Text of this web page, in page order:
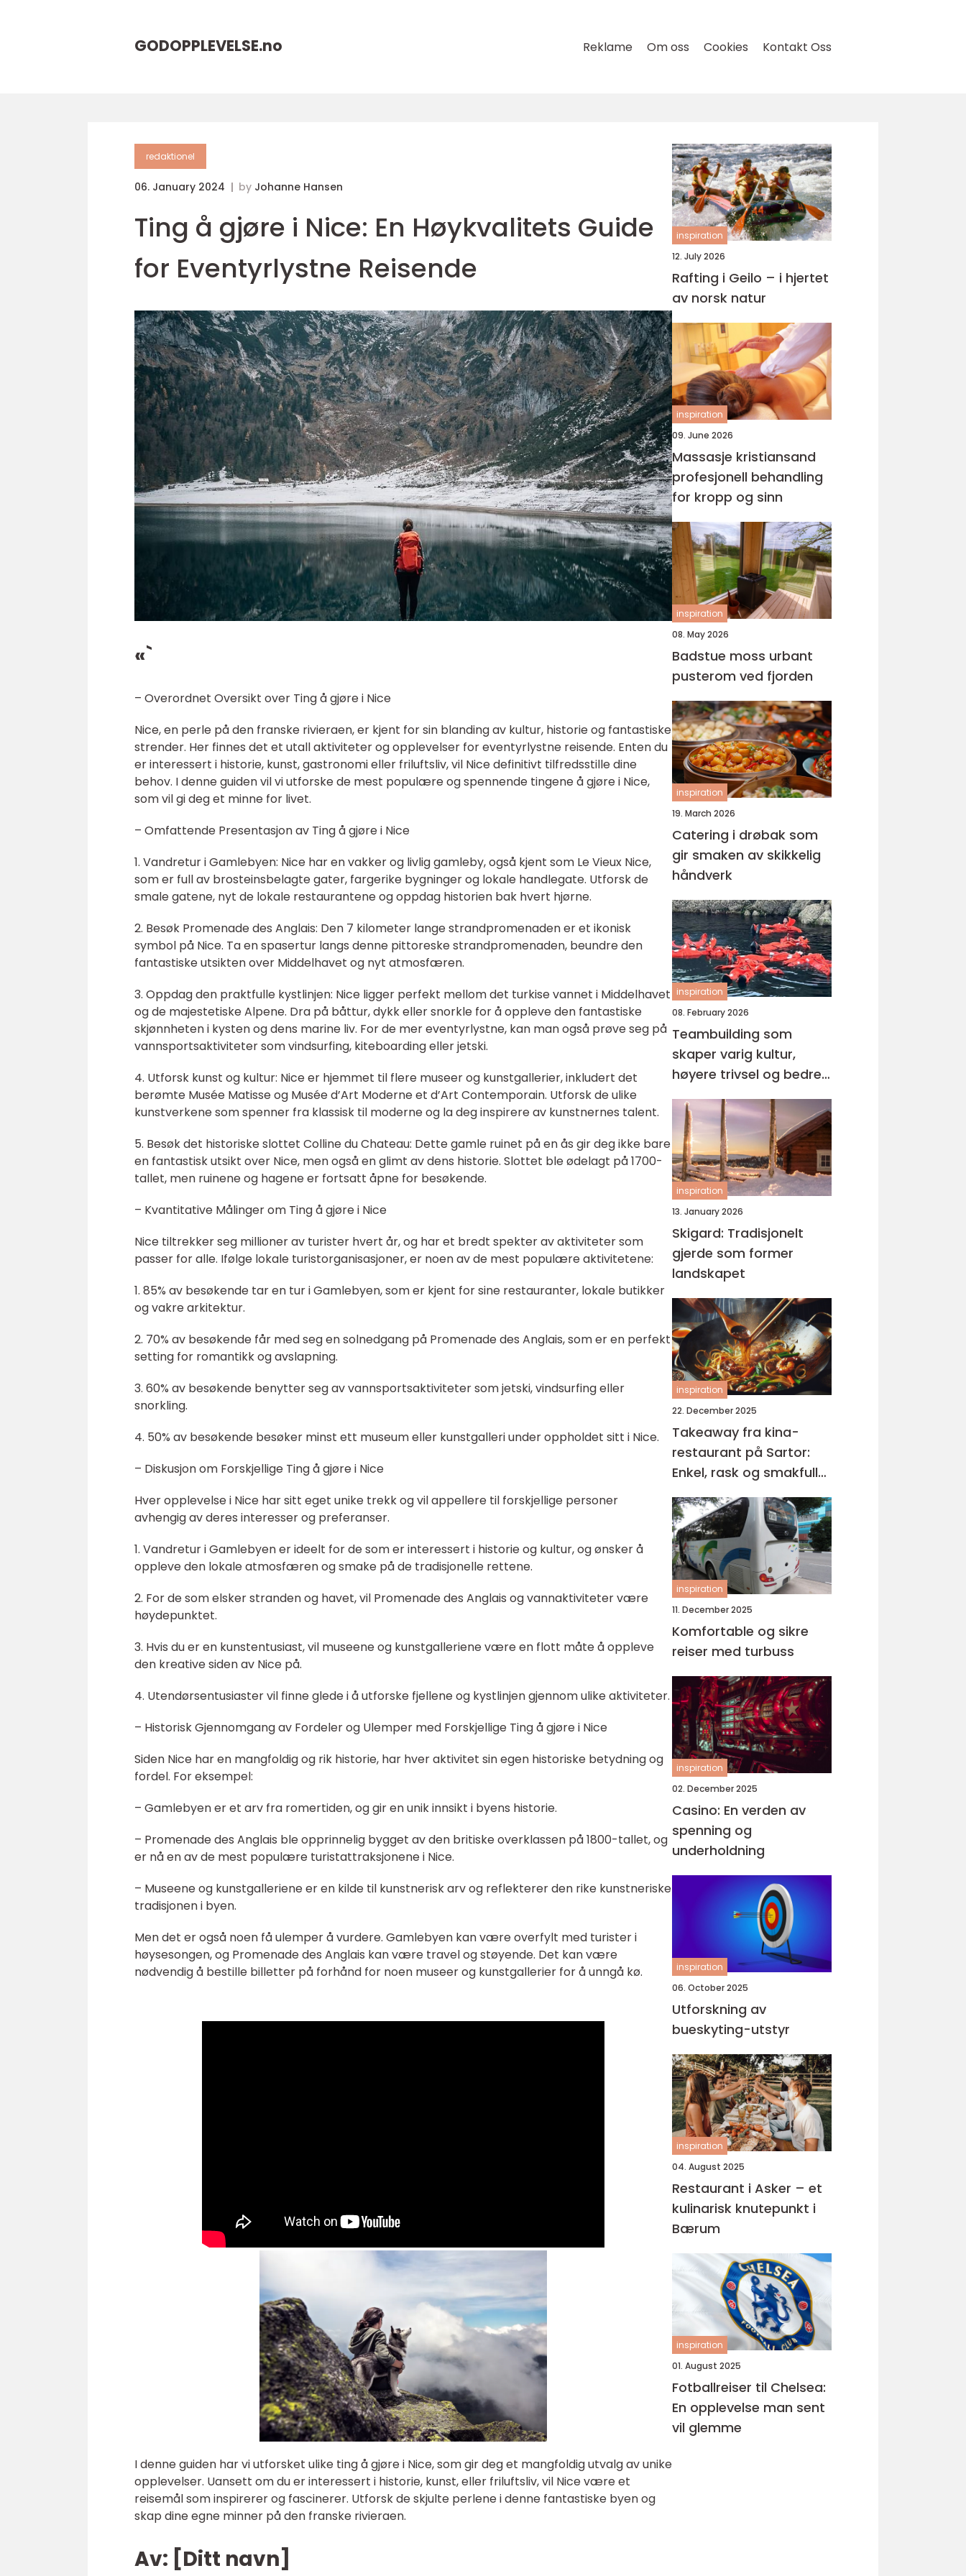
GODOPPLEVELSE.no Reklame Om oss Cookies Kontakt Oss
redaktionel
06. January 2024 by Johanne Hansen
Ting å gjøre i Nice: En Høykvalitets Guide
for Eventyrlystne Reisende
«`
– Overordnet Oversikt over Ting å gjøre i Nice
Nice, en perle på den franske rivieraen, er kjent for sin blanding av kultur, historie og fantastiske
strender. Her finnes det et utall aktiviteter og opplevelser for eventyrlystne reisende. Enten du
er interessert i historie, kunst, gastronomi eller friluftsliv, vil Nice definitivt tilfredsstille dine
behov. I denne guiden vil vi utforske de mest populære og spennende tingene å gjøre i Nice,
som vil gi deg et minne for livet.
– Omfattende Presentasjon av Ting å gjøre i Nice
1. Vandretur i Gamlebyen: Nice har en vakker og livlig gamleby, også kjent som Le Vieux Nice,
som er full av brosteinsbelagte gater, fargerike bygninger og lokale handlegate. Utforsk de
smale gatene, nyt de lokale restaurantene og oppdag historien bak hvert hjørne.
2. Besøk Promenade des Anglais: Den 7 kilometer lange strandpromenaden er et ikonisk
symbol på Nice. Ta en spasertur langs denne pittoreske strandpromenaden, beundre den
fantastiske utsikten over Middelhavet og nyt atmosfæren.
3. Oppdag den praktfulle kystlinjen: Nice ligger perfekt mellom det turkise vannet i Middelhavet
og de majestetiske Alpene. Dra på båttur, dykk eller snorkle for å oppleve den fantastiske
skjønnheten i kysten og dens marine liv. For de mer eventyrlystne, kan man også prøve seg på
vannsportsaktiviteter som vindsurfing, kiteboarding eller jetski.
4. Utforsk kunst og kultur: Nice er hjemmet til flere museer og kunstgallerier, inkludert det
berømte Musée Matisse og Musée d’Art Moderne et d’Art Contemporain. Utforsk de ulike
kunstverkene som spenner fra klassisk til moderne og la deg inspirere av kunstnernes talent.
5. Besøk det historiske slottet Colline du Chateau: Dette gamle ruinet på en ås gir deg ikke bare
en fantastisk utsikt over Nice, men også en glimt av dens historie. Slottet ble ødelagt på 1700-
tallet, men ruinene og hagene er fortsatt åpne for besøkende.
– Kvantitative Målinger om Ting å gjøre i Nice
Nice tiltrekker seg millioner av turister hvert år, og har et bredt spekter av aktiviteter som
passer for alle. Ifølge lokale turistorganisasjoner, er noen av de mest populære aktivitetene:
1. 85% av besøkende tar en tur i Gamlebyen, som er kjent for sine restauranter, lokale butikker
og vakre arkitektur.
2. 70% av besøkende får med seg en solnedgang på Promenade des Anglais, som er en perfekt
setting for romantikk og avslapning.
3. 60% av besøkende benytter seg av vannsportsaktiviteter som jetski, vindsurfing eller
snorkling.
4. 50% av besøkende besøker minst ett museum eller kunstgalleri under oppholdet sitt i Nice.
– Diskusjon om Forskjellige Ting å gjøre i Nice
Hver opplevelse i Nice har sitt eget unike trekk og vil appellere til forskjellige personer
avhengig av deres interesser og preferanser.
1. Vandretur i Gamlebyen er ideelt for de som er interessert i historie og kultur, og ønsker å
oppleve den lokale atmosfæren og smake på de tradisjonelle rettene.
2. For de som elsker stranden og havet, vil Promenade des Anglais og vannaktiviteter være
høydepunktet.
3. Hvis du er en kunstentusiast, vil museene og kunstgalleriene være en flott måte å oppleve
den kreative siden av Nice på.
4. Utendørsentusiaster vil finne glede i å utforske fjellene og kystlinjen gjennom ulike aktiviteter.
– Historisk Gjennomgang av Fordeler og Ulemper med Forskjellige Ting å gjøre i Nice
Siden Nice har en mangfoldig og rik historie, har hver aktivitet sin egen historiske betydning og
fordel. For eksempel:
– Gamlebyen er et arv fra romertiden, og gir en unik innsikt i byens historie.
– Promenade des Anglais ble opprinnelig bygget av den britiske overklassen på 1800-tallet, og
er nå en av de mest populære turistattraksjonene i Nice.
– Museene og kunstgalleriene er en kilde til kunstnerisk arv og reflekterer den rike kunstneriske
tradisjonen i byen.
Men det er også noen få ulemper å vurdere. Gamlebyen kan være overfylt med turister i
høysesongen, og Promenade des Anglais kan være travel og støyende. Det kan være
nødvendig å bestille billetter på forhånd for noen museer og kunstgallerier for å unngå kø.
I denne guiden har vi utforsket ulike ting å gjøre i Nice, som gir deg et mangfoldig utvalg av unike
opplevelser. Uansett om du er interessert i historie, kunst, eller friluftsliv, vil Nice være et
reisemål som inspirerer og fascinerer. Utforsk de skjulte perlene i denne fantastiske byen og
skap dine egne minner på den franske rivieraen.
Av: [Ditt navn]
inspiration
12. July 2026
Rafting i Geilo – i hjertet
av norsk natur
inspiration
09. June 2026
Massasje kristiansand
profesjonell behandling
for kropp og sinn
inspiration
08. May 2026
Badstue moss urbant
pusterom ved fjorden
inspiration
19. March 2026
Catering i drøbak som
gir smaken av skikkelig
håndverk
inspiration
08. February 2026
Teambuilding som
skaper varig kultur,
høyere trivsel og bedre
resultater
inspiration
13. January 2026
Skigard: Tradisjonelt
gjerde som former
landskapet
inspiration
22. December 2025
Takeaway fra kina-
restaurant på Sartor:
Enkel, rask og smakfull
mat på Sotra
inspiration
11. December 2025
Komfortable og sikre
reiser med turbuss
inspiration
02. December 2025
Casino: En verden av
spenning og
underholdning
inspiration
06. October 2025
Utforskning av
bueskyting-utstyr
inspiration
04. August 2025
Restaurant i Asker – et
kulinarisk knutepunkt i
Bærum
inspiration
01. August 2025
Fotballreiser til Chelsea:
En opplevelse man sent
vil glemme